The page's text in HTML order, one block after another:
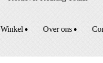
Winkel Over ons